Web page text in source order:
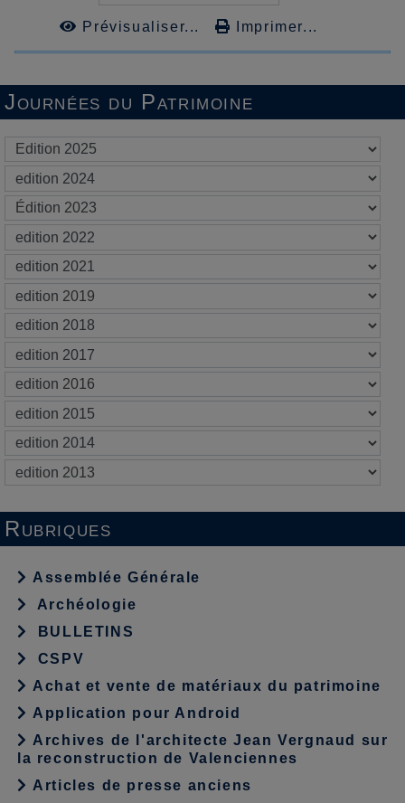
Journées du Patrimoine
Rubriques
Assemblée Générale
Archéologie
BULLETINS
CSPV
Achat et vente de matériaux du patrimoine
Application pour Android
Archives de l'architecte Jean Vergnaud sur
la reconstruction de Valenciennes
Articles de presse anciens
Prévisualiser... Imprimer...